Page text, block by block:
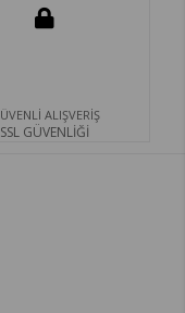
ALIŞVERİŞ
SSL GÜVENLİĞİ